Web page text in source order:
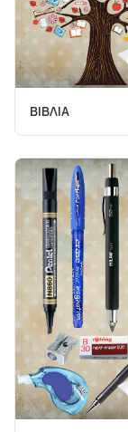
ΒΙΒΛΙΑ